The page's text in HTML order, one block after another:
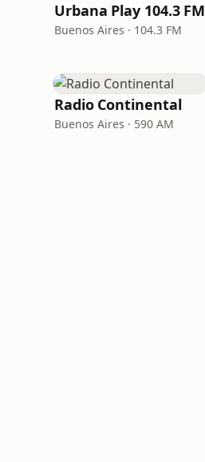
Urbana Play 104.3 FM
Buenos Aires · 104.3 FM
Radio Continental
Buenos Aires · 590 AM